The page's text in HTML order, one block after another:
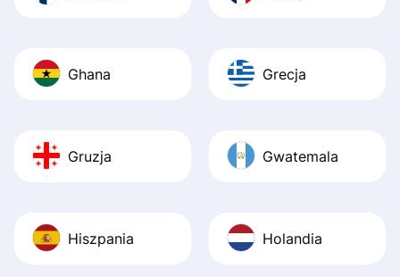
Ghana Grecja
Gruzja Gwatemala
Hiszpania Holandia